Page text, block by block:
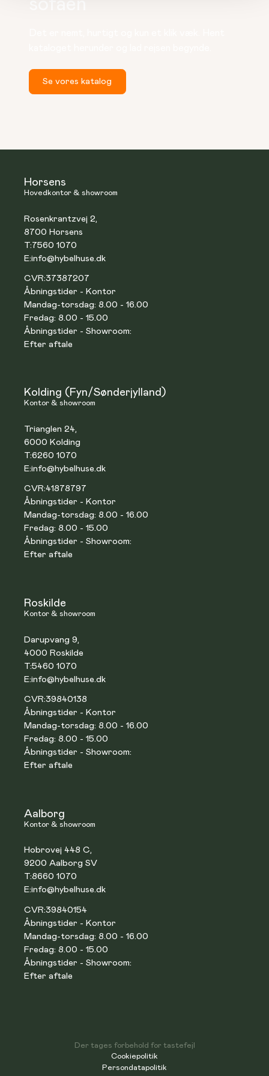
Se vores katalog
Horsens
Hovedkontor & showroom
Rosenkrantzvej 2,
8700 Horsens
T:7560 1070
E:info@hybelhuse.dk
CVR:37387207
Åbningstider - Kontor
Mandag-torsdag: 8.00 - 16.00
Fredag: 8.00 - 15.00
Åbningstider - Showroom:
Efter aftale
Kolding (Fyn/Sønderjylland)
Kontor & showroom
Trianglen 24,
6000 Kolding
T:6260 1070
E:info@hybelhuse.dk
CVR:41878797
Åbningstider - Kontor
Mandag-torsdag: 8.00 - 16.00
Fredag: 8.00 - 15.00
Åbningstider - Showroom:
Efter aftale
Roskilde
Kontor & showroom
Darupvang 9,
4000 Roskilde
T:5460 1070
E:info@hybelhuse.dk
CVR:39840138
Åbningstider - Kontor
Mandag-torsdag: 8.00 - 16.00
Fredag: 8.00 - 15.00
Åbningstider - Showroom:
Efter aftale
Aalborg
Kontor & showroom
Hobrovej 448 C,
9200 Aalborg SV
T:8660 1070
E:info@hybelhuse.dk
CVR:39840154
Åbningstider - Kontor
Mandag-torsdag: 8.00 - 16.00
Fredag: 8.00 - 15.00
Åbningstider - Showroom:
Efter aftale
Cookiepolitik
Persondatapolitik
Der tages forbehold for tastefejl